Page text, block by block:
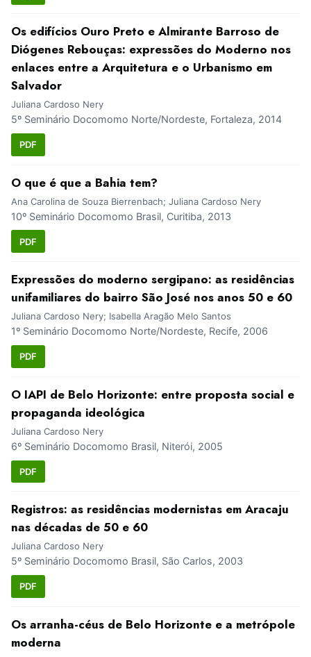
Os edifícios Ouro Preto e Almirante Barroso de
Diógenes Rebouças: expressões do Moderno nos
enlaces entre a Arquitetura e o Urbanismo em
Salvador
Juliana Cardoso Nery
5º Seminário Docomomo Norte/Nordeste, Fortaleza, 2014
PDF
O que é que a Bahia tem?
Ana Carolina de Souza Bierrenbach; Juliana Cardoso Nery
10º Seminário Docomomo Brasil, Curitiba, 2013
PDF
Expressões do moderno sergipano: as residências
unifamiliares do bairro São José nos anos 50 e 60
Juliana Cardoso Nery; Isabella Aragão Melo Santos
1º Seminário Docomomo Norte/Nordeste, Recife, 2006
PDF
O IAPI de Belo Horizonte: entre proposta social e
propaganda ideológica
Juliana Cardoso Nery
6º Seminário Docomomo Brasil, Niterói, 2005
PDF
Registros: as residências modernistas em Aracaju
nas décadas de 50 e 60
Juliana Cardoso Nery
5º Seminário Docomomo Brasil, São Carlos, 2003
PDF
Os arranha-céus de Belo Horizonte e a metrópole
moderna